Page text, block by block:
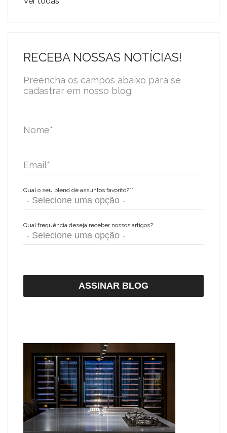
RECEBA NOSSAS NOTÍCIAS!
Preencha os campos abaixo para se
cadastrar em nosso blog.
Nome*
Email*
Qual o seu blend de assuntos favorito?**
Qual frequência deseja receber nossos artigos?